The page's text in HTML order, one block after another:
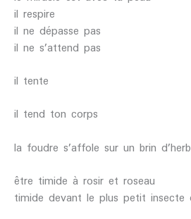
il respire
il ne dépasse pas
il ne s’attend pas
il tente
il tend ton corps
la foudre s’affole sur un brin
être timide à rosir et roseau
timide devant le plus petit insecte